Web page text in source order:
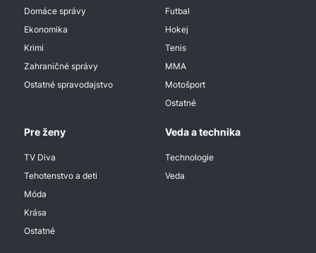
Domáce správy
Ekonomika
Krimi
Zahraničné správy
Ostatné spravodajstvo
Futbal
Hokej
Tenis
MMA
Motošport
Ostatné
Pre ženy
TV Diva
Tehotenstvo a deti
Móda
Krása
Ostatné
Veda a technika
Technologie
Veda